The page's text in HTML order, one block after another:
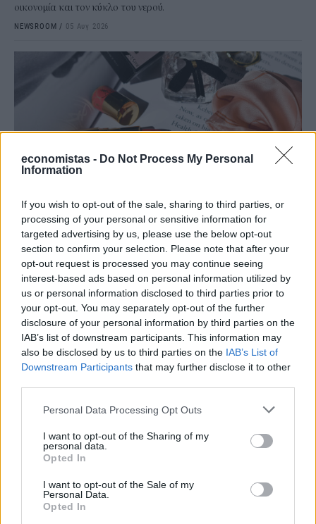
economistas - Do Not Process My Personal
Information
If you wish to opt-out of the sale, sharing to third parties, or
processing of your personal or sensitive information for
targeted advertising by us, please use the below opt-out
section to confirm your selection. Please note that after your
opt-out request is processed you may continue seeing
interest-based ads based on personal information utilized by
us or personal information disclosed to third parties prior to
your opt-out. You may separately opt-out of the further
disclosure of your personal information by third parties on the
IAB’s list of downstream participants. This information may
also be disclosed by us to third parties on the IAB’s List of
Downstream Participants that may further disclose it to other
Personal Data Processing Opt Outs
I want to opt-out of the Sharing of my
personal data.
Opted In
I want to opt-out of the Sale of my
Personal Data.
Opted In
οικονομία και τον κύκλο του νερού.
NEWSROOM / 05 Αυγ 2026
ΕΠΙΧΕΙΡΗΣΕΙΣ
Τι είναι το «φαινόμενο του κραγιόν» στο
οποίο πόνταρε η L’Oréal
Έχετε νιώσει ποτέ την ανάγκη να αγοράσετε κάτι μόνο και μόνο για
να αισθανθείτε καλύτερα; Αν ναι, δεν είστε οι μόνοι. Το «φαινόμενο
του κραγιόν» περιγράφει ακριβώς αυτή την τάση των
καταναλωτών να στρέφονται σε μικρές και σχετικά προσιτές
αγορές, όπως τα καλλυντικά, σε περιόδους έντονης οικονομικής ή
ψυχολογικής πίεσης.
NEWSROOM/05 Αυγ 2026